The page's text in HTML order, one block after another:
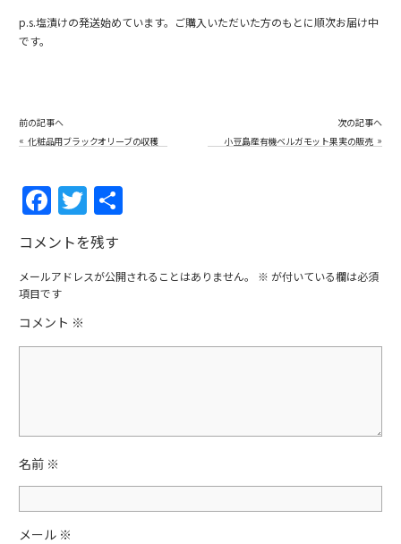
p.s.塩漬けの発送始めています。ご購入いただいた方のもとに順次お届け中
です。
前の記事へ
« 化粧品用ブラックオリーブの収穫
次の記事へ
小豆島産有機ベルガモット果実の販売
について
»
F
a
c
e
b
o
T
w
itt
er
コメントを残す
メールアドレスが公開されることはありません。 ※ が付いている欄は必須
項目です
コメント ※
名前 ※
メール ※